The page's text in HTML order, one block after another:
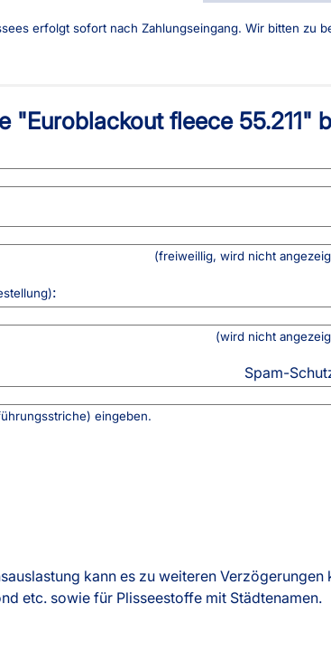
erfolgt sofort nach Zahlungseingang. Wir bitten zu
"Euroblackout fleece 55.211"
(freiweillig, wird nicht
:
(wird nicht
Spam-
eingeben.
kann es zu weiteren
etc. sowie für Plisseestoffe mit Städtenamen.